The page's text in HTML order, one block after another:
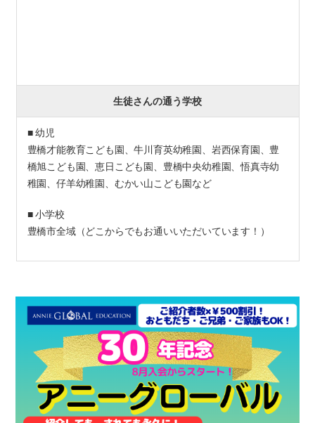
生徒さんの通う学校
■ 幼児
豊橋才能教育こども園、牛川育英幼稚園、岩西保育園、豊
橋旭こども園、恵日こども園、豊橋中央幼稚園、悟真寺幼
稚園、仔羊幼稚園、むかい山こども園など
■ 小学校
豊橋市全域（どこからでもお通いいただいています！）